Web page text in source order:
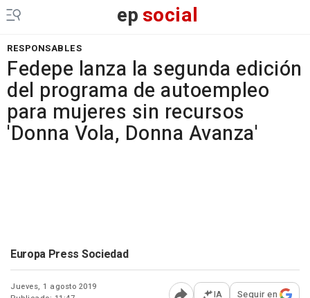
epsocial
RESPONSABLES
Fedepe lanza la segunda edición
del programa de autoempleo
para mujeres sin recursos
'Donna Vola, Donna Avanza'
Europa Press Sociedad
Jueves, 1 agosto 2019
IA Seguir en